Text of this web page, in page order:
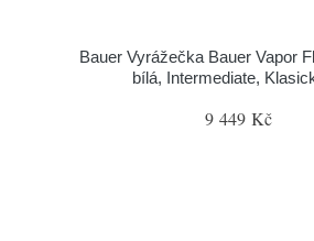
Bauer Vyrážečka Bauer Vapor
bílá, Intermediate,
9 449 Kč